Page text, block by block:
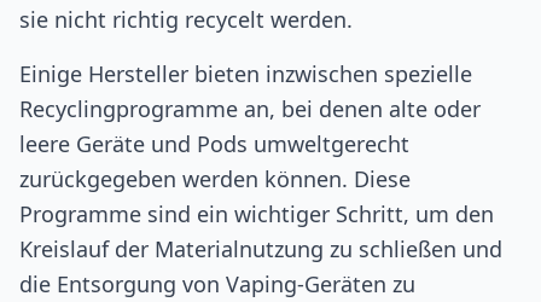
sie nicht richtig recycelt werden.
Einige Hersteller bieten inzwischen spezielle
Recyclingprogramme an, bei denen alte oder
leere Geräte und Pods umweltgerecht
zurückgegeben werden können. Diese
Programme sind ein wichtiger Schritt, um den
Kreislauf der Materialnutzung zu schließen und
die Entsorgung von Vaping-Geräten zu